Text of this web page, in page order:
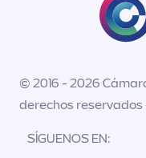
© 2016 - 2026
derechos reservados
SÍGUENOS EN: